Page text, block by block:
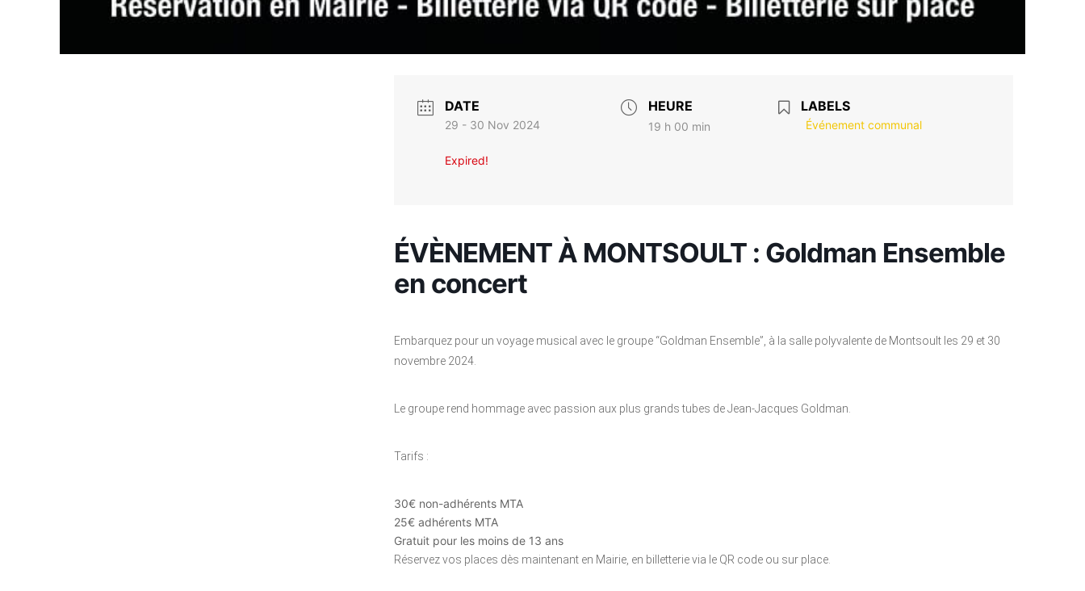
DATE
29 - 30 Nov 2024
Expired!
HEURE
19 h 00 min
LABELS
Événement communal
ÉVÈNEMENT À MONTSOULT : Goldman Ensemble
en concert
Embarquez pour un voyage musical avec le groupe “Goldman Ensemble”, à la salle polyvalente de Montsoult les 29 et 30
novembre 2024.
Le groupe rend hommage avec passion aux plus grands tubes de Jean-Jacques Goldman.
Tarifs :
30€ non-adhérents MTA
25€ adhérents MTA
Gratuit pour les moins de 13 ans
Réservez vos places dès maintenant en Mairie, en billetterie via le QR code ou sur place.